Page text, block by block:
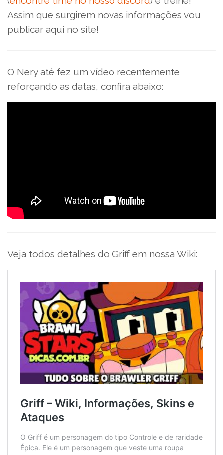
Assim que surgirem novas informações vou
publicar aqui no site!
O Nery até fez um vídeo recentemente
reforçando as datas, confira abaixo:
Veja todos detalhes do Griff em nossa Wiki: